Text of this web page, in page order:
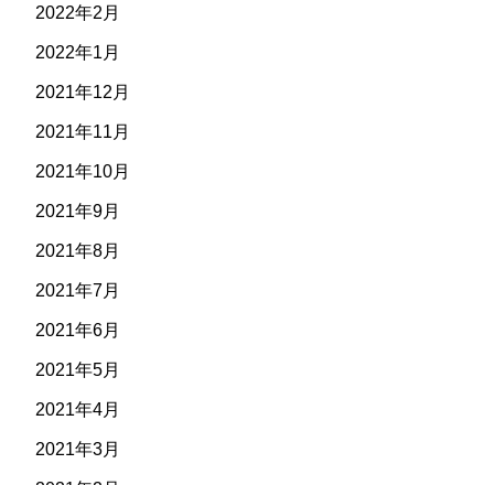
2022年2月
2022年1月
2021年12月
2021年11月
2021年10月
2021年9月
2021年8月
2021年7月
2021年6月
2021年5月
2021年4月
2021年3月